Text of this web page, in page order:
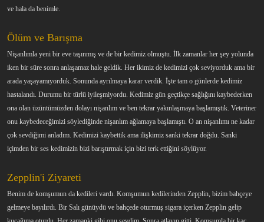
ve hala da benimle.
Ölüm ve Barışma
Nişanlımla yeni bir eve taşınmış ve de bir kedimiz olmuştu. İlk zamanlar her şey yolunda
iken bir süre sonra anlaşamaz hale geldik. Her ikimiz de kedimizi çok seviyorduk ama bir
arada yaşayamıyorduk. Sonunda ayrılmaya karar verdik. İşte tam o günlerde kedimiz
hastalandı. Durumu bir türlü iyileşmiyordu. Kedimiz gün geçtikçe sağlığını kaybederken
ona olan üzüntümüzden dolayı nişanlım ve ben tekrar yakınlaşmaya başlamıştık. Veteriner
onu kaybedeceğimizi söylediğinde nişanlım ağlamaya başlamıştı. O an nişanlımı ne kadar
çok sevdiğimi anladım. Kedimizi kaybettik ama ilişkimiz sanki tekrar doğdu. Sanki
içimden bir ses kedimizin bizi barıştırmak için bizi terk ettiğini söylüyor.
Zepplin'i Ziyareti
Benim de komşumun da kedileri vardı. Komşumun kedilerinden Zepplin, bizim bahçeye
gelmeye bayılırdı. Bir Salı günüydü ve bahçede oturmuş sigara içerken Zepplin gelip